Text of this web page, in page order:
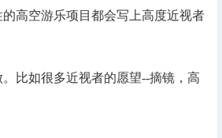
高空游乐项目都会写上高度近视者
比如很多近视者的愿望--摘镜，高